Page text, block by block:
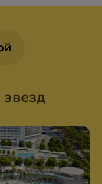
звезд